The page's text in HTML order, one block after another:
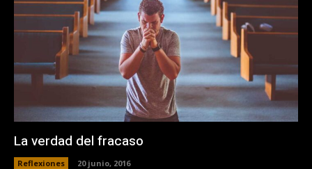
La verdad del fracaso
Reflexiones 20 junio, 2016